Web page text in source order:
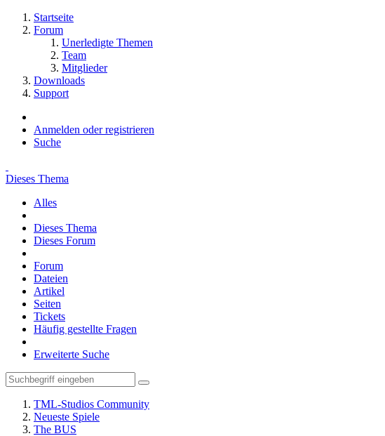
Startseite
Forum
Unerledigte Themen
Team
Mitglieder
Downloads
Support
Anmelden oder registrieren
Suche
Dieses Thema
Alles
Dieses Thema
Dieses Forum
Forum
Dateien
Artikel
Seiten
Tickets
Häufig gestellte Fragen
Erweiterte Suche
TML-Studios Community
Neueste Spiele
The BUS